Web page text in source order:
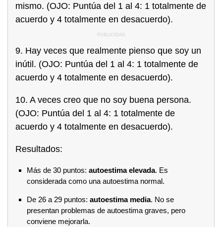
mismo. (OJO: Puntúa del 1 al 4: 1 totalmente de
acuerdo y 4 totalmente en desacuerdo).
9. Hay veces que realmente pienso que soy un
inútil. (OJO: Puntúa del 1 al 4: 1 totalmente de
acuerdo y 4 totalmente en desacuerdo).
10. A veces creo que no soy buena persona.
(OJO: Puntúa del 1 al 4: 1 totalmente de
acuerdo y 4 totalmente en desacuerdo).
Resultados:
Más de 30 puntos: autoestima elevada. Es
considerada como una autoestima normal.
De 26 a 29 puntos: autoestima media. No se
presentan problemas de autoestima graves, pero
conviene mejorarla.